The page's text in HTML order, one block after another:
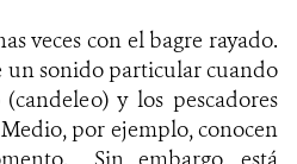
veces con el bagre rayado.
un sonido particular cuando
y los pescadores
por ejemplo, conocen